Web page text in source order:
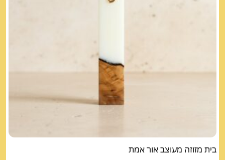
בית מזוזה מעוצב אור אמת